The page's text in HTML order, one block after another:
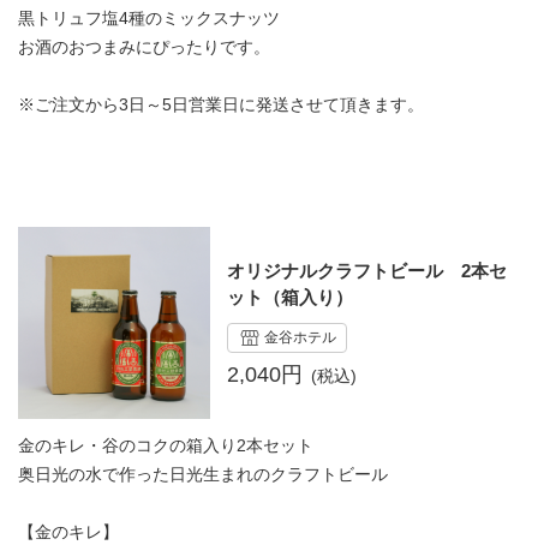
黒トリュフ塩4種のミックスナッツ
お酒のおつまみにぴったりです。
※ご注文から3日～5日営業日に発送させて頂きます。
オリジナルクラフトビール 2本セ
ット（箱入り）
金谷ホテル
2,040円
金のキレ・谷のコクの箱入り2本セット
奥日光の水で作った日光生まれのクラフトビール
【金のキレ】